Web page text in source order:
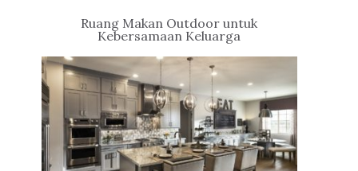
Ruang Makan Outdoor untuk
Kebersamaan Keluarga